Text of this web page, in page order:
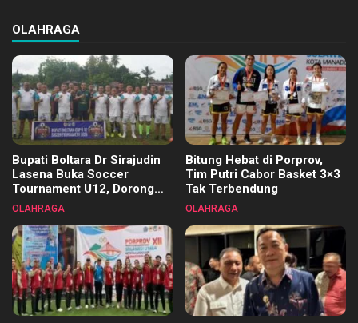
OLAHRAGA
Bupati Boltara Dr Sirajudin
Lasena Buka Soccer
Tournament U12, Dorong
Pembinaan Merata di Setiap
OLAHRAGA
Bitung Hebat di Porprov,
Tim Putri Cabor Basket 3×3
Tak Terbendung
OLAHRAGA